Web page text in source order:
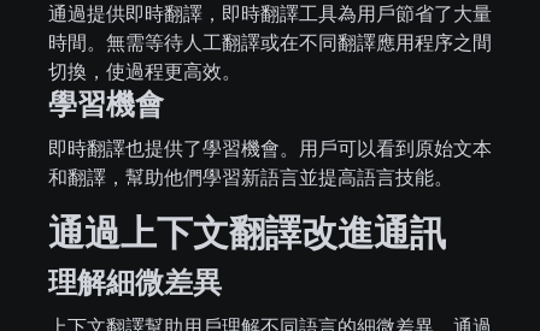
通過提供即時翻譯，即時翻譯工具為用戶節省了大量
時間。無需等待人工翻譯或在不同翻譯應用程序之間
切換，使過程更高效。
學習機會
即時翻譯也提供了學習機會。用戶可以看到原始文本
和翻譯，幫助他們學習新語言並提高語言技能。
通過上下文翻譯改進通訊
理解細微差異
上下文翻譯幫助用戶理解不同語言的細微差異。通過